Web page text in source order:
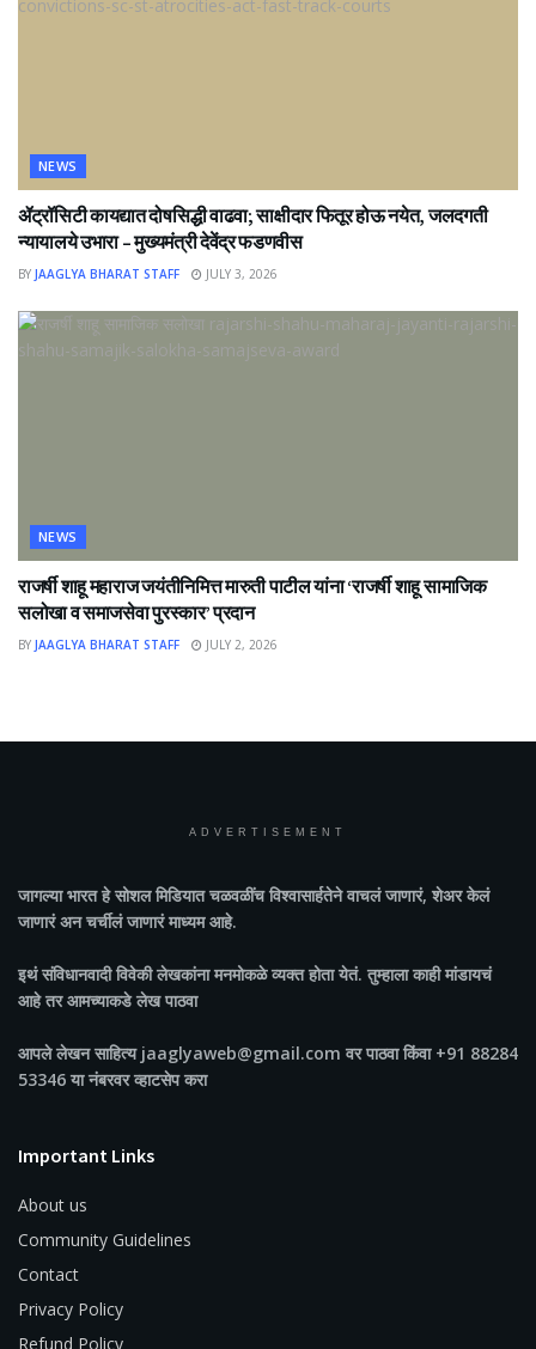
NEWS
ॲट्रॉसिटी कायद्यात दोषसिद्धी वाढवा; साक्षीदार फितूर होऊ नयेत, जलदगती
न्यायालये उभारा – मुख्यमंत्री देवेंद्र फडणवीस
BY JAAGLYA BHARAT STAFF JULY 3, 2026
NEWS
राजर्षी शाहू महाराज जयंतीनिमित्त मारुती पाटील यांना ‘राजर्षी शाहू सामाजिक
सलोखा व समाजसेवा पुरस्कार’ प्रदान
BY JAAGLYA BHARAT STAFF JULY 2, 2026
ADVERTISEMENT
जागल्या भारतहे सोशल मिडियात चळवळींच विश्वासार्हतेने वाचलं जाणारं, शेअर केलं
जाणारं अन चर्चीलं जाणारं माध्यम आहे.
इथं संविधानवादी विवेकी लेखकांना मनमोकळे व्यक्त होता येतं. तुम्हाला काही मांडायचं
आहे तर आमच्याकडे लेख पाठवा
आपले लेखन साहित्य jaaglyaweb@gmail.com वर पाठवा किंवा +91 88284
53346 या नंबरवर व्हाटसेप करा
Important Links
About us
Community Guidelines
Contact
Privacy Policy
Refund Policy